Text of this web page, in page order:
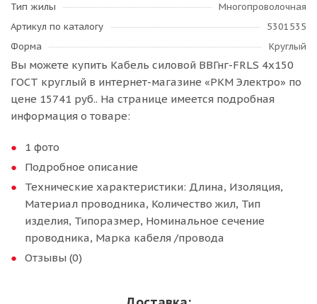
Тип жилы
Многопроволочная
Артикул по каталогу
5301535
Форма
Круглый
Вы можете купить Кабель силовой ВВГнг-FRLS 4х150
ГОСТ круглый в интернет-магазине «РКМ Электро» по
цене 15741 руб.. На странице имеется подробная
информация о товаре:
1 фото
Подробное описание
Технические характеристики: Длина, Изоляция,
Материал проводника, Количество жил, Тип
изделия, Типоразмер, Номинальное сечение
проводника, Марка кабеля /провода
Отзывы (0)